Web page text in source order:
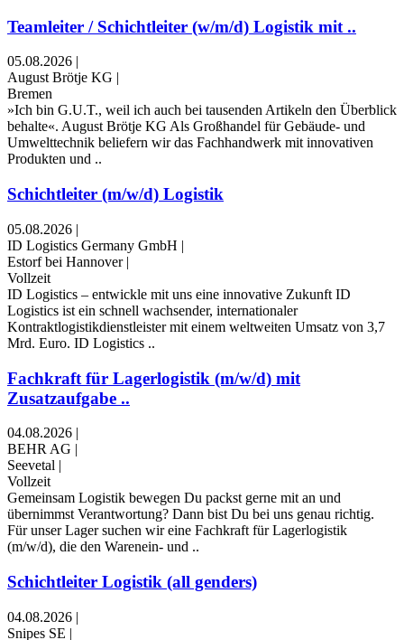
Teamleiter / Schichtleiter (w/m/d) Logistik mit ..
05.08.2026 |
August Brötje KG |
Bremen
»Ich bin G.U.T., weil ich auch bei tausenden Artikeln den Überblick
behalte«. August Brötje KG Als Großhandel für Gebäude- und
Umwelttechnik beliefern wir das Fachhandwerk mit innovativen
Produkten und ..
Schichtleiter (m/w/d) Logistik
05.08.2026 |
ID Logistics Germany GmbH |
Estorf bei Hannover |
Vollzeit
ID Logistics – entwickle mit uns eine innovative Zukunft ID
Logistics ist ein schnell wachsender, internationaler
Kontraktlogistikdienstleister mit einem weltweiten Umsatz von 3,7
Mrd. Euro. ID Logistics ..
Fachkraft für Lagerlogistik (m/w/d) mit
Zusatzaufgabe ..
04.08.2026 |
BEHR AG |
Seevetal |
Vollzeit
Gemeinsam Logistik bewegen Du packst gerne mit an und
übernimmst Verantwortung? Dann bist Du bei uns genau richtig.
Für unser Lager suchen wir eine Fachkraft für Lagerlogistik
(m/w/d), die den Warenein- und ..
Schichtleiter Logistik (all genders)
04.08.2026 |
Snipes SE |